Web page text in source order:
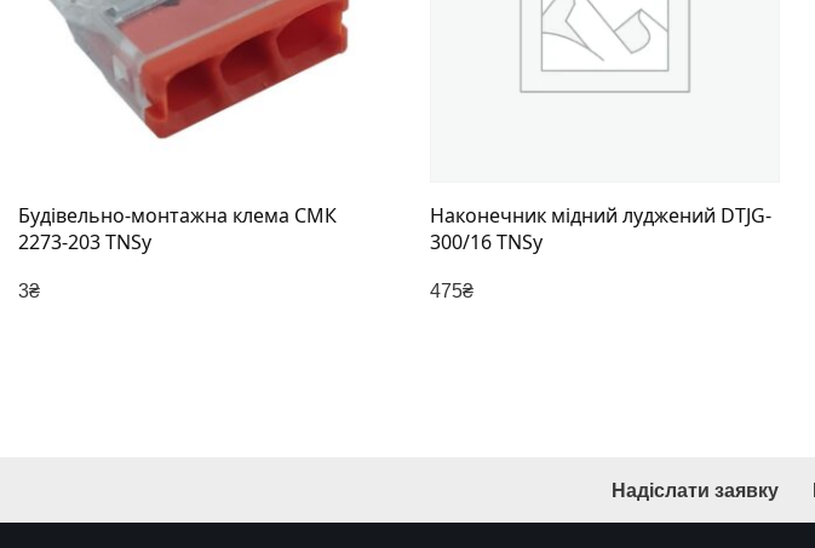
Будівельно-монтажна клема СМК
2273-203 TNSy
3₴
Наконечник мідний луджений DTJG-
300/16 TNSy
475₴
Надіслати заявку